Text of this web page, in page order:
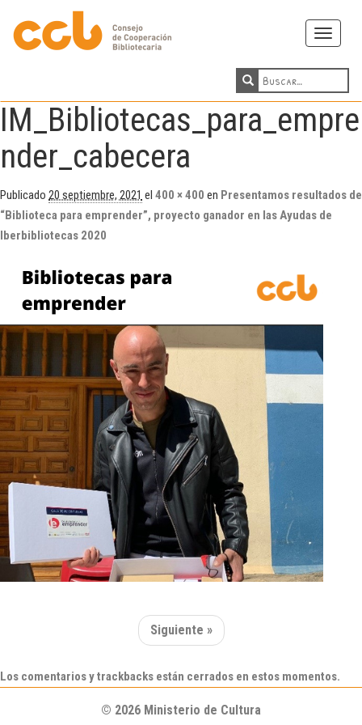
Toggle
IM_Bibliotecas_para_empre
nder_cabecera
Publicado 20 septiembre, 2021 el 400 × 400 en Presentamos resultados de
“Biblioteca para emprender”, proyecto ganador en las Ayudas de
Iberbibliotecas 2020
Siguiente »
Los comentarios y trackbacks están cerrados en estos momentos.
© 2026 Ministerio de Cultura